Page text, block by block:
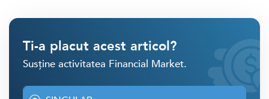
Ti-a placut acest articol?
Susține activitatea Financial Market.